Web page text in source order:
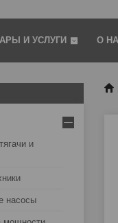
И УСЛУГИ О
и
насосы